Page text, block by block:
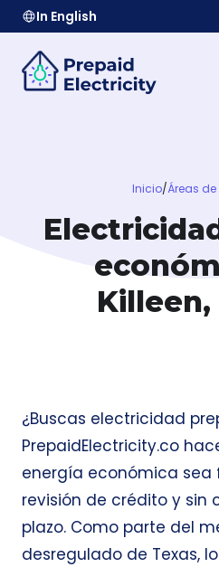
In English
Inicio/Áreas
Killeen,
¿Buscas electricidad
PrepaidElectricity.co
energía económica sea
revisión de crédito y sin
plazo. Como parte del
desregulado de Texas,